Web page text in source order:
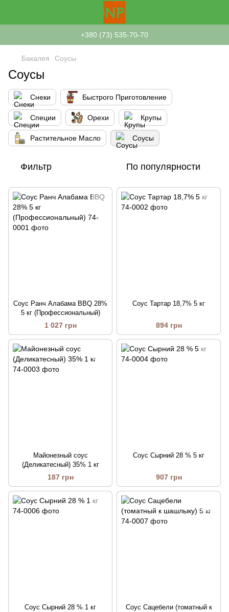
+380 (73) 535-70-70
Бакалея Соусы
Соусы
Снеки Быстрого Приготовление
Специи Орехи Крупы
Растительное Масло Соусы
Фильтр По популярности
Соус Ранч Алабама BBQ 28%
5 кг (Профессиональный)
1 027 грн
Соус Тартар 18,7% 5 кг
894 грн
Майонезный соус
(Деликатесный) 35% 1 кг
187 грн
Соус Сырний 28 % 5 кг
907 грн
Соус Сырний 28 % 1 кг
Соус Сацебели (томатный к